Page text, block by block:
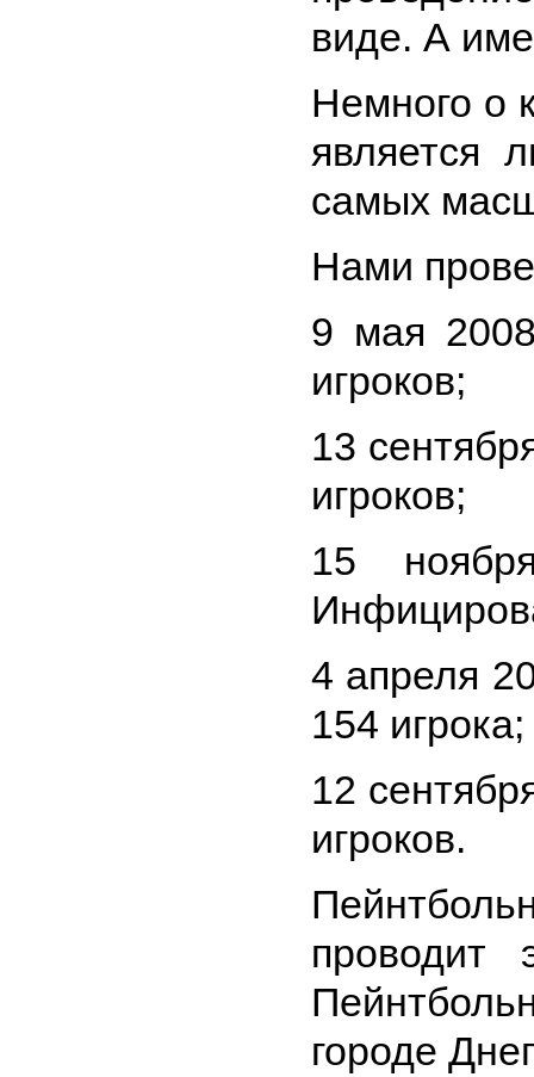
виде. А
Немного о
является
самых
Нами
9 мая
игроков;
13
игроков;
15
4 апреля
154 игрока;
12
игроков.
проводит
городе